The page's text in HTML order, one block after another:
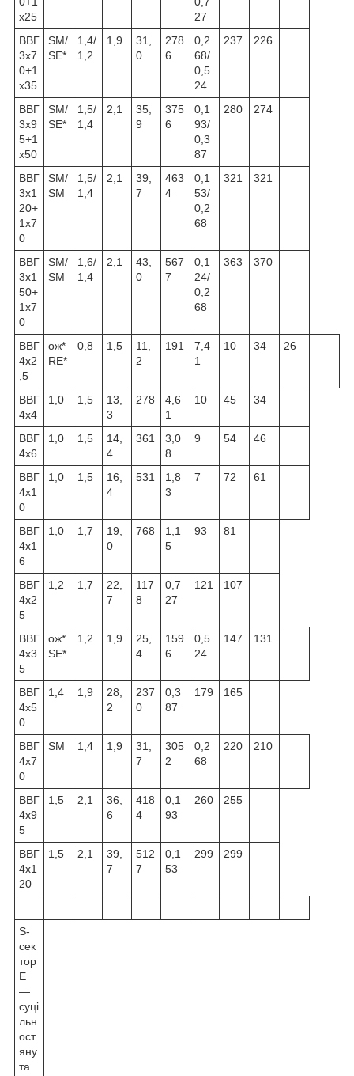
x25
27
ВВГ
3x7
0+1
x35
SM/
SE*
1,4/
1,2
1,9
31,
0
278
6
0,2
68/
0,5
24
237 226
ВВГ
3x9
5+1
x50
SM/
SE*
1,5/
1,4
2,1
35,
9
375
6
0,1
93/
0,3
87
280 274
ВВГ
3x1
20+
1x7
0
SM/
SM
1,5/
1,4
2,1
39,
7
463
4
0,1
53/
0,2
68
321 321
ВВГ
3x1
50+
1x7
0
SM/
SM
1,6/
1,4
2,1
43,
0
567
7
0,1
24/
0,2
68
363 370
ВВГ
4x2
,5
ож*
RE*
0,8 1,5
11,
2
191
7,4
1
10 34 26
ВВГ
4x4
1,0 1,5
13,
3
278
4,6
1
10 45 34
ВВГ
4x6
1,0 1,5
14,
4
361
3,0
8
9 54 46
ВВГ
4x1
0
1,0 1,5
16,
4
531
1,8
3
7 72 61
ВВГ
4x1
6
1,0 1,7
19,
0
768
1,1
5
93 81
ВВГ
4x2
5
1,2 1,7
22,
7
117
8
0,7
27
121 107
ВВГ
4x3
5
ож*
SE*
1,2 1,9
25,
4
159
6
0,5
24
147 131
ВВГ
4x5
0
1,4 1,9
28,
2
237
0
0,3
87
179 165
ВВГ
4x7
0
SM 1,4 1,9
31,
7
305
2
0,2
68
220 210
ВВГ
4x9
5
1,5 2,1
36,
6
418
4
0,1
93
260 255
ВВГ
4x1
20
1,5 2,1
39,
7
512
7
0,1
53
299 299
S-
сек
тор
Е
—
суці
льн
ост
яну
та